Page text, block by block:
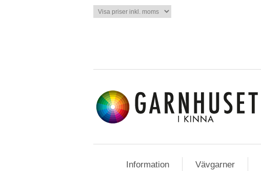
Information Vävgarner